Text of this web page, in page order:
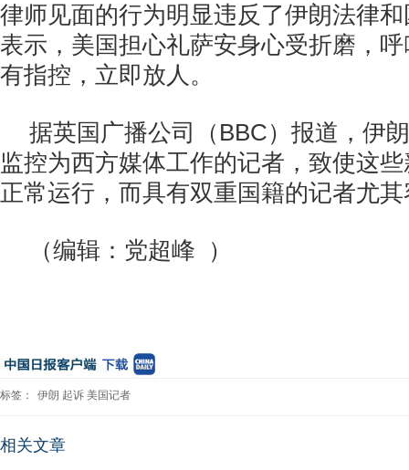
律师见面的行为明显违反了伊朗法律
表示，美国担心礼萨安身心受折磨，
有指控，立即放人。
据英国广播公司（BBC）报道，伊
监控为西方媒体工作的记者，致使这
正常运行，而具有双重国籍的记者尤
（编辑：党超峰 ）
标签： 伊朗 起诉 美国记者
相关文章